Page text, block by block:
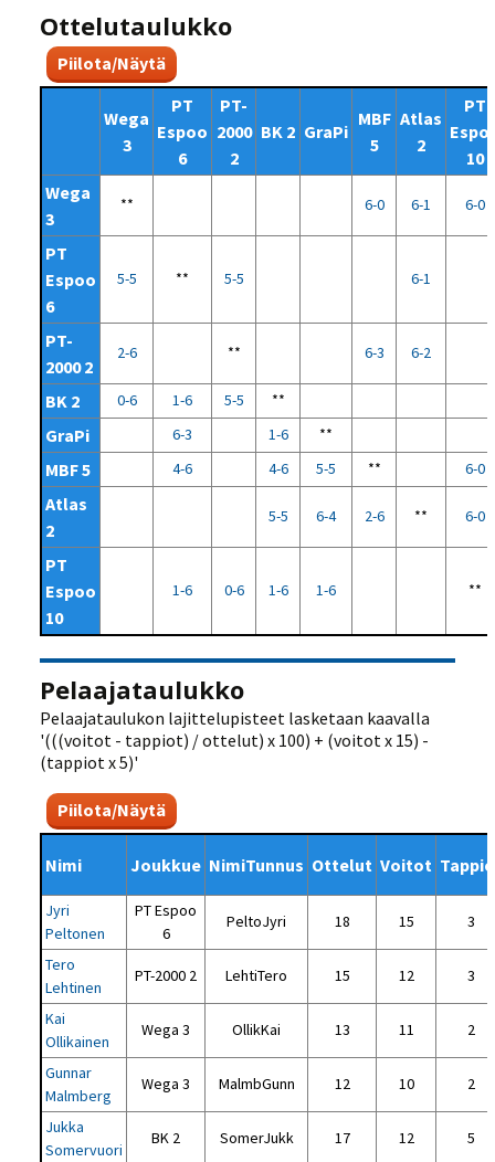
Ottelutaulukko
Piilota/Näytä
Wega
3
PT
Espoo
6
PT-
2000
2
BK 2 GraPi
MBF
5
Atlas
2
PT
10
Wega
3
** 6-0 6-1 6-0
PT
Espoo
6
5-5 ** 5-5 6-1
PT-
2000 2
2-6 ** 6-3 6-2
BK 2 0-6 1-6 5-5 **
GraPi 6-3 1-6 **
MBF 5 4-6 4-6 5-5 ** 6-0
Atlas
2
5-5 6-4 2-6 ** 6-0
PT
Espoo
10
1-6 0-6 1-6 1-6 **
Pelaajataulukko
Pelaajataulukon lajittelupisteet lasketaan kaavalla
'(((voitot - tappiot) / ottelut) x 100) + (voitot x 15) -
(tappiot x 5)'
Piilota/Näytä
Nimi Joukkue NimiTunnus Ottelut Voitot
Jyri
Peltonen
PT Espoo
6
PeltoJyri 18 15 3
Tero
Lehtinen
PT-2000 2 LehtiTero 15 12 3
Kai
Ollikainen
Wega 3 OllikKai 13 11 2
Gunnar
Malmberg
Wega 3 MalmbGunn 12 10 2
Jukka
Somervuori
BK 2 SomerJukk 17 12 5